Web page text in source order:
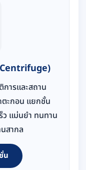
ารและสถาน
ะกอน แยกชั้น
ว แม่นยำ ทนทาน
สากล
น